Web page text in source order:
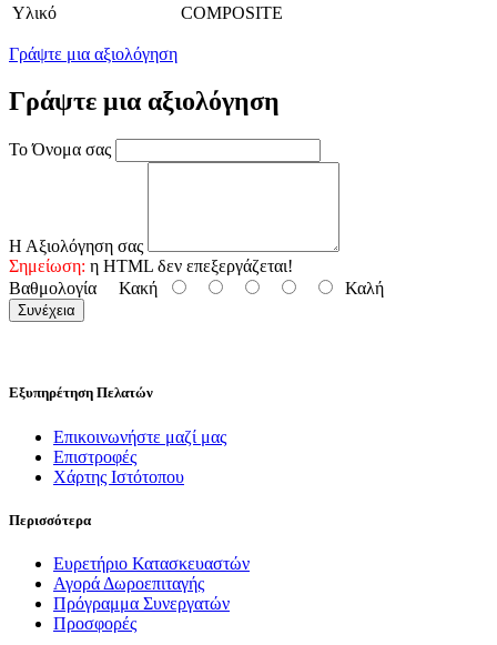
Υλικό
COMPOSITE
Γράψτε μια αξιολόγηση
Γράψτε μια αξιολόγηση
Το Όνομα σας
Η Αξιολόγηση σας
Σημείωση: η HTML δεν επεξεργάζεται!
Βαθμολογία Κακή Καλή
Συνέχεια
Εξυπηρέτηση Πελατών
Επικοινωνήστε μαζί μας
Επιστροφές
Χάρτης Ιστότοπου
Περισσότερα
Ευρετήριο Κατασκευαστών
Αγορά Δωροεπιταγής
Πρόγραμμα Συνεργατών
Προσφορές